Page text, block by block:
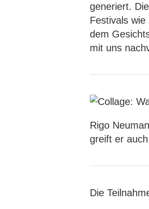
generiert.
Festivals
dem
mit uns
Rigo
greift er
Die